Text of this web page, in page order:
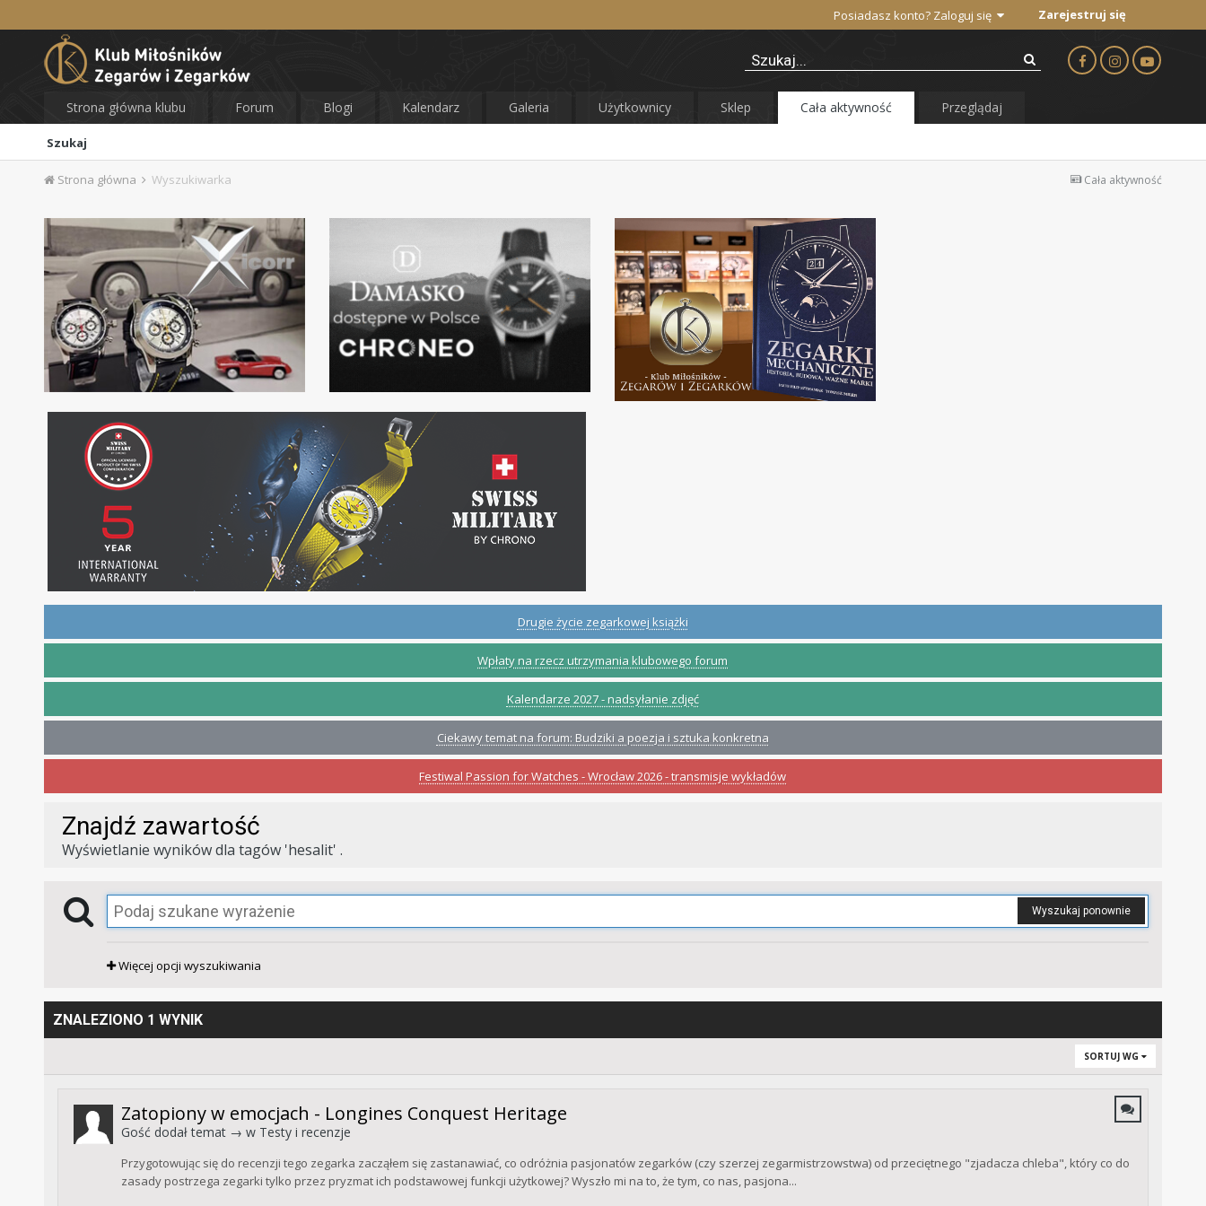
Posiadasz konto? Zaloguj się Zarejestruj się
Strona główna klubu Forum Blogi Kalendarz Galeria Użytkownicy Sklep Cała aktywność
Szukaj
Przeglądaj
Cała aktywność
Strona główna Wyszukiwarka
Drugie życie zegarkowej książki
Wpłaty na rzecz utrzymania klubowego forum
Kalendarze 2027 - nadsyłanie zdjęć
Ciekawy temat na forum: Budziki a poezja i sztuka konkretna
Festiwal Passion for Watches - Wrocław 2026 - transmisje wykładów
Znajdź zawartość
Wyświetlanie wyników dla tagów 'hesalit' .
Wyszukaj ponownie
Więcej opcji wyszukiwania
ZNALEZIONO 1 WYNIK
SORTUJ WG
Zatopiony w emocjach - Longines Conquest Heritage
Gość dodał temat → w Testy i recenzje
Przygotowując się do recenzji tego zegarka zacząłem się zastanawiać, co odróżnia pasjonatów zegarków (czy szerzej zegarmistrzowstwa) od przeciętnego "zjadacza chleba", który co do
zasady postrzega zegarki tylko przez pryzmat ich podstawowej funkcji użytkowej? Wyszło mi na to, że tym, co nas, pasjona...